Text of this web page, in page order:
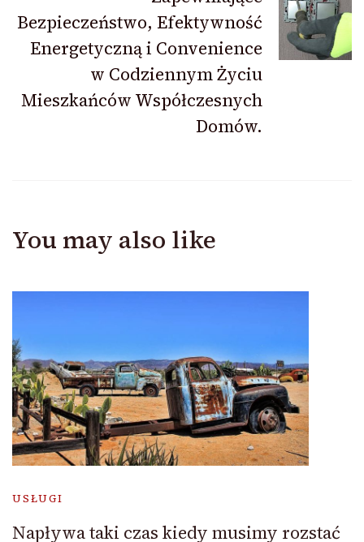
Bezpieczeństwo, Efektywność
Energetyczną i Convenience
w Codziennym Życiu
Mieszkańców Współczesnych
Domów.
You may also like
USŁUGI
Napływa taki czas kiedy musimy rozstać